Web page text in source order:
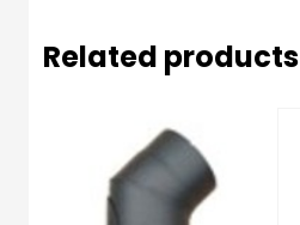
Related products